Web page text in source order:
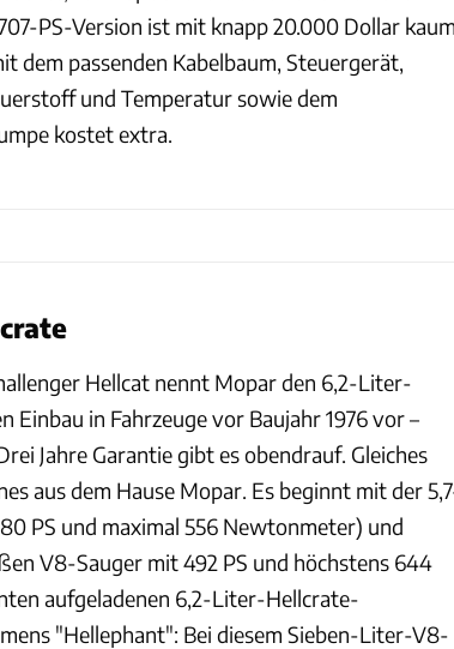
PS-Version ist mit knapp 20.000 Dollar
dem passenden Kabelbaum, Steuergerät,
und Temperatur sowie dem
kostet extra.
Hellcat nennt Mopar den 6,2-Liter-
in Fahrzeuge vor Baujahr 1976 vor –
Jahre Garantie gibt es obendrauf. Gleiches
aus dem Hause Mopar. Es beginnt mit der
PS und maximal 556 Newtonmeter) und
V8-Sauger mit 492 PS und höchstens 644
aufgeladenen 6,2-Liter-Hellcrate-
"Hellephant": Bei diesem Sieben-Liter-V8-